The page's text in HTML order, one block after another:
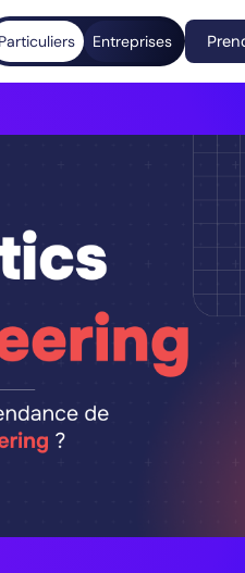
Particuliers Entreprises